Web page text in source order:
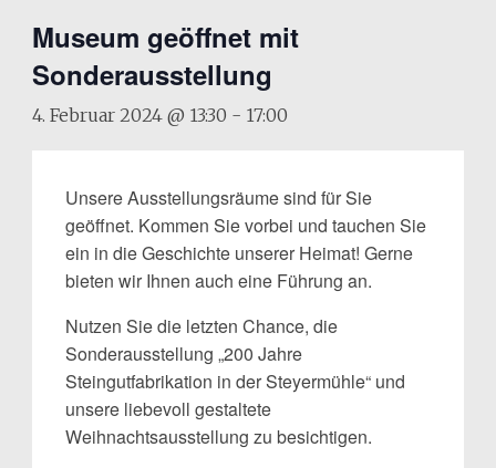
Museum geöffnet mit
Sonderausstellung
4. Februar 2024 @ 13:30 - 17:00
Unsere Ausstellungsräume sind für Sie
geöffnet. Kommen Sie vorbei und tauchen Sie
ein in die Geschichte unserer Heimat! Gerne
bieten wir Ihnen auch eine Führung an.
Nutzen Sie die letzten Chance, die
Sonderausstellung „200 Jahre
Steingutfabrikation in der Steyermühle“ und
unsere liebevoll gestaltete
Weihnachtsausstellung zu besichtigen.